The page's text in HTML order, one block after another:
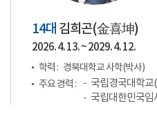
14대 김희곤(金喜坤)
2026. 4. 13. ~ 2029. 4. 12.
학력 : 경북대학교 사학(박사)
주요 경력 :
국립경국대학교
국립대한민국임